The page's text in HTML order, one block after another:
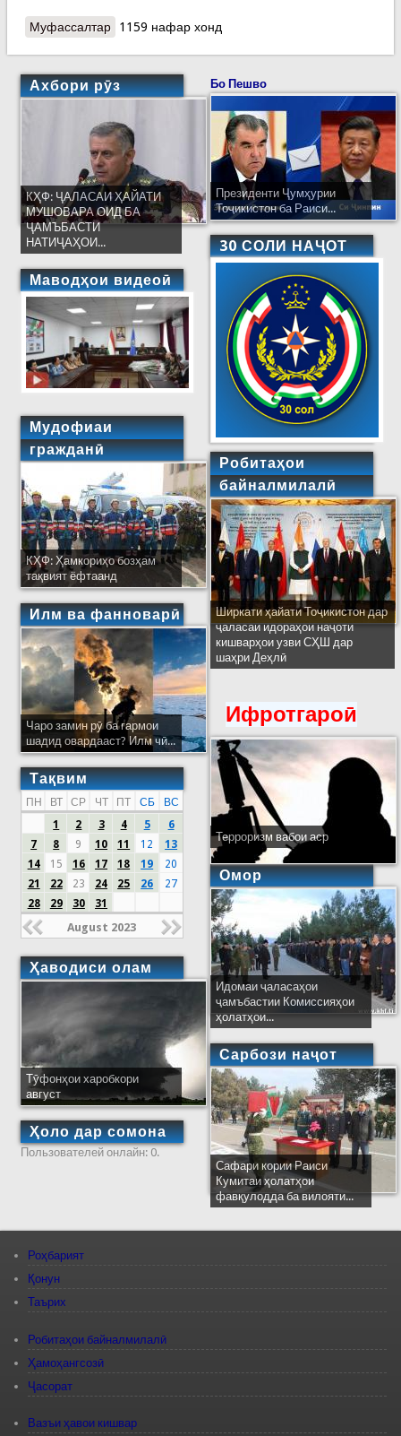
Муфассалтаро Мизи гирди дурӯзаи «Огоҳии бармаҳал барои
1159 нафар хонд
Ахбори рӯз
КҲФ: ҶАЛАСАИ ҲАЙАТИ
МУШОВАРА ОИД БА
ҶАМЪБАСТИ
НАТИҶАҲОИ...
Маводҳои видеоӣ
Мудофиаи
гражданӣ
КҲФ: Ҳамкориҳо бозҳам
тақвият ёфтаанд
Илм ва фанноварӣ
Чаро замин рӯ ба гармои
шадид овардааст? Илм чӣ...
Тақвим
ПН ВТ СР ЧТ ПТ СБ
ВС
1
2 3 4 5
6
7
8 9 10 11 12
13
14
15 16 17 18 19
20
21
22 23 24 25 26
27
28
29 30 31
August 2023
Ҳаводиси олам
Тӯфонҳои харобкори
август
Ҳоло дар сомона
Пользователей онлайн: 0.
Бо Пешво
Президенти Ҷумҳурии
Тоҷикистон ба Раиси...
30 СОЛИ НАҶОТ
Робитаҳои
байналмилалӣ
Ширкати ҳайати Тоҷикистон дар
ҷаласаи идораҳои наҷоти
кишварҳои узви СҲШ дар
шаҳри Деҳлӣ
Ифротгароӣ
Терроризм вабои аср
Омор
Идомаи ҷаласаҳои
ҷамъбастии Комиссияҳои
ҳолатҳои...
Сарбози наҷот
Сафари кории Раиси
Кумитаи ҳолатҳои
фавқулодда ба вилояти...
Роҳбарият
Қонун
Таърих
Робитаҳои байналмилалӣ
Ҳамоҳангсозӣ
Ҷасорат
Вазъи ҳавои кишвар